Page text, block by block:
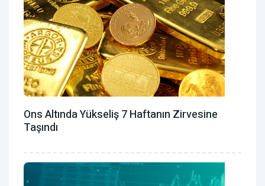
Ons Altında Yükseliş 7 Haftanın Zirvesine
Taşındı